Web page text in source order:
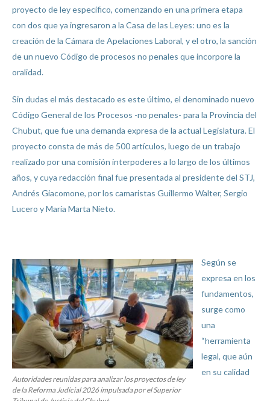
proyecto de ley específico, comenzando en una primera etapa
con dos que ya ingresaron a la Casa de las Leyes: uno es la
creación de la Cámara de Apelaciones Laboral, y el otro, la sanción
de un nuevo Código de procesos no penales que incorpore la
oralidad.
Sin dudas el más destacado es este último, el denominado nuevo
Código General de los Procesos -no penales- para la Provincia del
Chubut, que fue una demanda expresa de la actual Legislatura. El
proyecto consta de más de 500 artículos, luego de un trabajo
realizado por una comisión interpoderes a lo largo de los últimos
años, y cuya redacción final fue presentada al presidente del STJ,
Andrés Giacomone, por los camaristas Guillermo Walter, Sergio
Lucero y María Marta Nieto.
Autoridades reunidas para analizar los proyectos de ley
de la Reforma Judicial 2026 impulsada por el Superior
Según se
expresa en los
fundamentos,
surge como
una
“herramienta
legal, que aún
en su calidad